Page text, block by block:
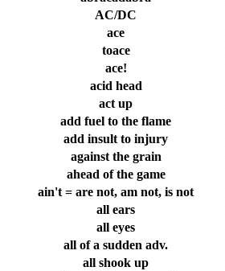
AC/DC
ace
toace
ace!
acid head
act up
add fuel to the flame
add insult to injury
against the grain
ahead of the game
ain't = are not, am not, is not
all ears
all eyes
all of a sudden adv.
all shook up